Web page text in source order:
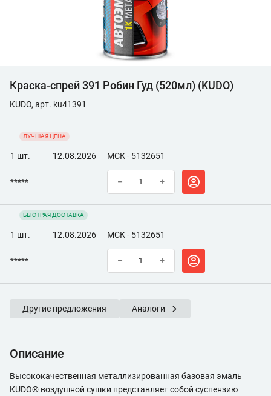
Краска-спрей 391 Робин Гуд (520мл) (KUDO)
KUDO, арт. ku41391
ЛУЧШАЯ ЦЕНА
1 шт. 12.08.2026 МСК - 5132651
***** – +
БЫСТРАЯ ДОСТАВКА
1 шт. 12.08.2026 МСК - 5132651
***** – +
Другие предложения Аналоги
Описание
Высококачественная металлизированная базовая эмаль
KUDO® воздушной сушки представляет собой суспензию